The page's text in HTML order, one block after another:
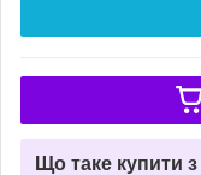
Що таке купити